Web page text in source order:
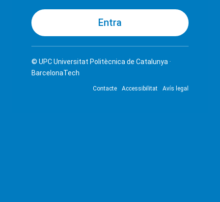
© UPCUniversitat Politècnica de Catalunya ·
BarcelonaTech
Contacte Accessibilitat Avís legal